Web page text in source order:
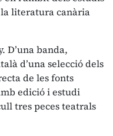
la literatura canària
D’una banda,
d’una selecció dels
de les fonts
edició i estudi
tres peces teatrals